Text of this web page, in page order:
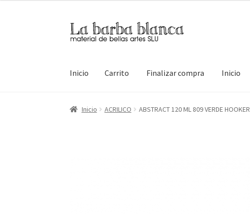
Ir
a
Ir
al
Inicio Carrito Finalizar compra Inicio
Inicio CarritoFinalizar compra Inicio Mi cuenta Tienda
Inicio ACRILICO ABSTRACT 120 ML 809 VERDE HOOKER